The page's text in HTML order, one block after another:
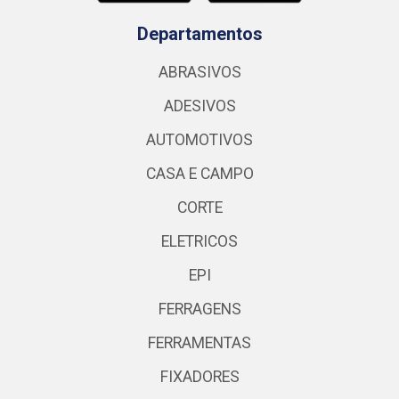
Departamentos
ABRASIVOS
ADESIVOS
AUTOMOTIVOS
CASA E CAMPO
CORTE
ELETRICOS
EPI
FERRAGENS
FERRAMENTAS
FIXADORES